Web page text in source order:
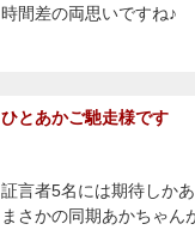
時間差の両思いですね♪
ひとあかご馳走様です
証言者5名には期待しか
まさかの同期あかちゃん